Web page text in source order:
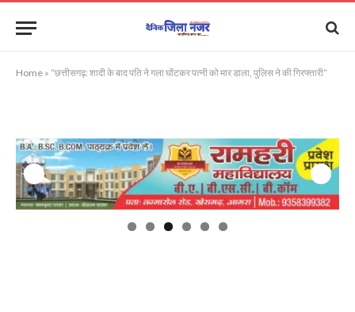
Home » “छत्तीसगढ़: शादी के बाद पति ने गला घोंटकर पत्नी को मार डाला, पुलिस ने की गिरफ्तारी”